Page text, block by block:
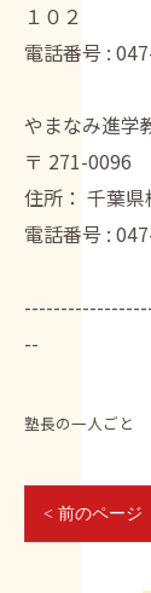
１０２
電話番号 :
やまなみ進
〒 271-0096
住所： 千葉県
電話番号 :
--
塾長の一人ごと
< 前のページ